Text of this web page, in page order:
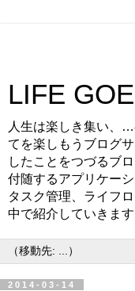
LIFE
人生は楽しき集い、
てを楽しもうブログ
したことをつづるブ
付随するアプリケー
タスク管理、ライフ
中で紹介していきます
2014-03-14